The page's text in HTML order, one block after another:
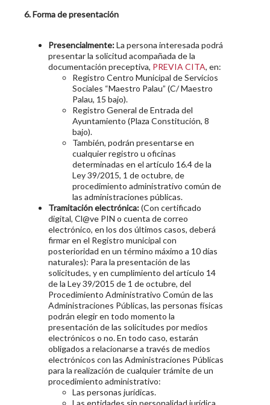
6. Forma de presentación
Presencialmente:La persona interesada podrá
presentar la solicitud acompañada de la
documentación preceptiva, PREVIA CITA, en:
Registro Centro Municipal de Servicios
Sociales “Maestro Palau” (C/ Maestro
Palau, 15 bajo).
Registro General de Entrada del
Ayuntamiento (Plaza Constitución, 8
bajo).
También, podrán presentarse en
cualquier registro u oficinas
determinadas en el artículo 16.4 de la
Ley 39/2015, 1 de octubre, de
procedimiento administrativo común de
las administraciones públicas.
Tramitación electrónica:(Con certificado
digital, Cl@ve PIN o cuenta de correo
electrónico, en los dos últimos casos, deberá
firmar en el Registro municipal con
posterioridad en un término máximo a 10 días
naturales): Para la presentación de las
solicitudes, y en cumplimiento del artículo 14
de la Ley 39/2015 de 1 de octubre, del
Procedimiento Administrativo Común de las
Administraciones Públicas, las personas físicas
podrán elegir en todo momento la
presentación de las solicitudes por medios
electrónicos o no. En todo caso, estarán
obligados a relacionarse a través de medios
electrónicos con las Administraciones Públicas
para la realización de cualquier trámite de un
procedimiento administrativo:
Las personas jurídicas.
Las entidades sin personalidad jurídica.